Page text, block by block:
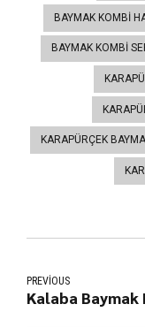
BAYMAK KOMBI
BAYMAK KOMBI
KARAPÜRÇEK
PREVIOUS
Kalaba